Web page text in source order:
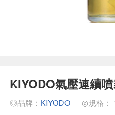
KIYODO氣壓連續
◎品牌： KIYODO ◎規格：